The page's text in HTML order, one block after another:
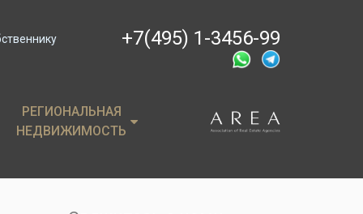
+7(495) 1-3456-99
РЕГИОНАЛЬНАЯ
НЕДВИЖИМОСТЬ
РЕГИОНАЛЬНАЯ
НЕДВИЖИМОСТЬ